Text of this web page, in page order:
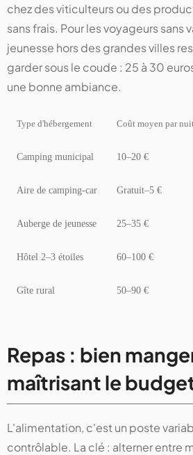
chez des viticulteurs ou des
sans frais. Pour les voyageurs sans
jeunesse hors des grandes villes
garder sous le coude : 25 à 30
une bonne ambiance.
Type d'hébergement Coût moyen par
Camping municipal 10–20 €
Aire de camping-car Gratuit–5 €
Auberge de jeunesse 25–35 €
Hôtel 2–3 étoiles 60–100 €
Gîte rural 50–90 €
Repas : bien
maîtrisant le
L'alimentation, c'est un poste
contrôlable. La clé : alterner entre